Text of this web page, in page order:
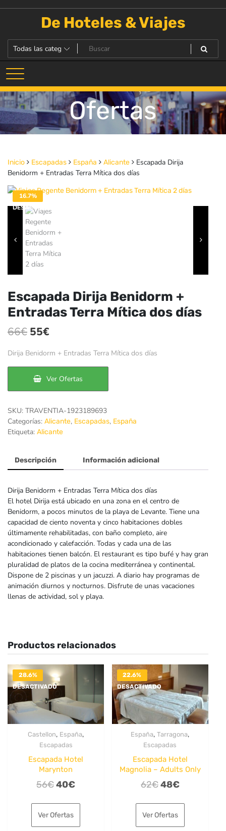
De Hoteles & Viajes
Ofertas
Inicio Escapadas España Alicante
Escapada Dirija
Benidorm + Entradas Terra Mítica dos días
16.7%
DESACTIVADO
Escapada Dirija Benidorm +
Entradas Terra Mítica dos días
66€ El
precio
era:
66€.
55€
precio
es:
55€.
Dirija Benidorm + Entradas Terra Mítica dos días
Ver Ofertas
SKU: TRAVENTIA-1923189693
Categorías: Alicante, Escapadas, España
Etiqueta: Alicante
Descripción Información adicional
Dirija Benidorm + Entradas Terra Mítica dos días
El hotel Dirija está ubicado en una zona en el centro de
Benidorm, a pocos minutos de la playa de Levante. Tiene una
capacidad de ciento noventa y cinco habitaciones dobles
últimamente rehabilitadas, con baño completo, aire
acondicionado y calefacción. Todas y cada una de las
habitaciones tienen balcón. El restaurant es tipo bufé y hay gran
pluralidad de platos de la cocina mediterránea y continental.
Dispone de 2 piscinas y un jacuzzi. A diario hay programas de
animación diurnos y nocturnos. Disfrute de unas vacaciones
llenas de actividad, sol y playa.
Productos relacionados
28.6%
DESACTIVADO
Castellon, España,
Escapadas
Escapada Hotel
Marynton
56€El
original
era:
40€El
es:
Ver Ofertas
22.6%
DESACTIVADO
España,Tarragona,
Escapadas
Escapada Hotel
Magnolia – Adults Only
62€El
original
era:
48€El
es:
Ver Ofertas